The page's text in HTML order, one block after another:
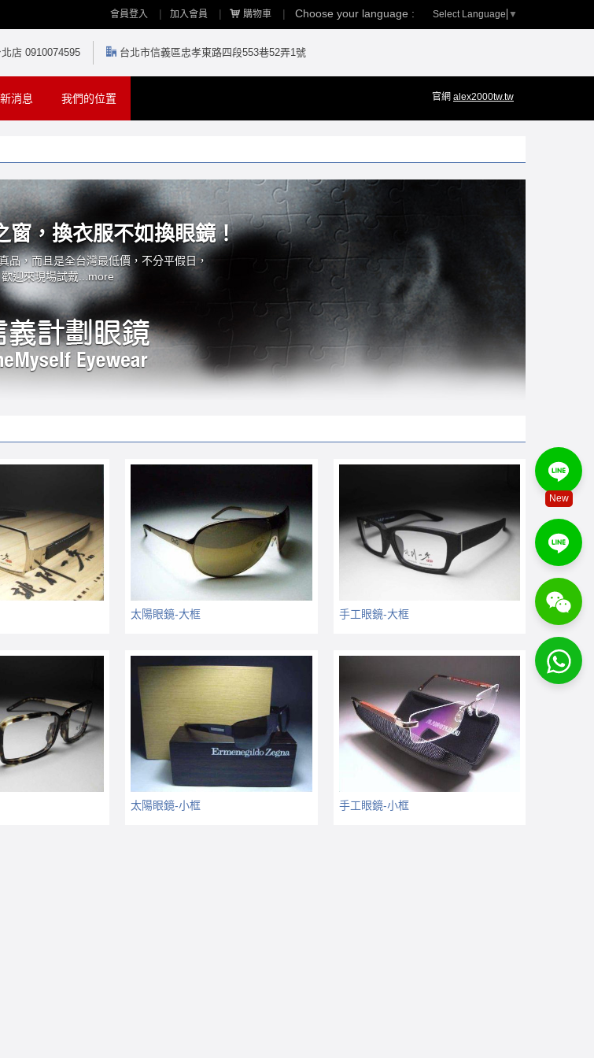
會員登入 加入會員 購物車 Choose your language : Select Language ▼
北店 0910074595 台北市信義區忠孝東路四段553巷52弄1號
消息 我們的位置 官網 alex2000tw.tw
窗，換衣服不如換眼鏡！
品，而且是全台灣最低價，不分平假日，
迎來現場試戴...more
太陽眼鏡-大框 手工眼鏡-大框
太陽眼鏡-小框 手工眼鏡-小框
New